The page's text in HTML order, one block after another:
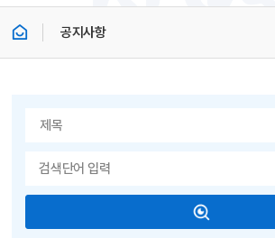
공지사항